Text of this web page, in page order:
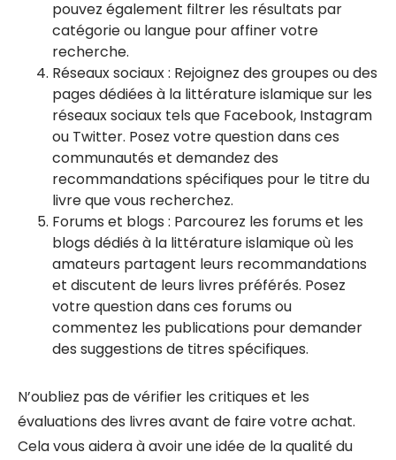
pouvez également filtrer les résultats par
catégorie ou langue pour affiner votre
recherche.
Réseaux sociaux : Rejoignez des groupes ou des
pages dédiées à la littérature islamique sur les
réseaux sociaux tels que Facebook, Instagram
ou Twitter. Posez votre question dans ces
communautés et demandez des
recommandations spécifiques pour le titre du
livre que vous recherchez.
Forums et blogs : Parcourez les forums et les
blogs dédiés à la littérature islamique où les
amateurs partagent leurs recommandations
et discutent de leurs livres préférés. Posez
votre question dans ces forums ou
commentez les publications pour demander
des suggestions de titres spécifiques.
N’oubliez pas de vérifier les critiques et les
évaluations des livres avant de faire votre achat.
Cela vous aidera à avoir une idée de la qualité du